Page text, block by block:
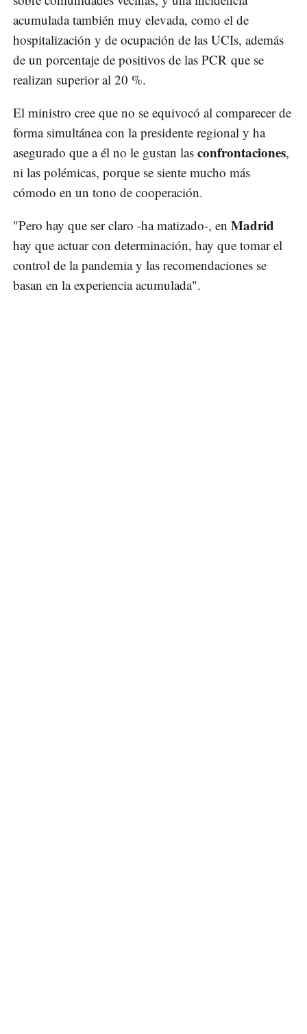
acumulada también muy elevada, como el de
hospitalización y de ocupación de las UCIs, además
de un porcentaje de positivos de las PCR que se
realizan superior al 20 %.
El ministro cree que no se equivocó al comparecer de
forma simultánea con la presidente regional y ha
asegurado que a él no le gustan las confrontaciones,
ni las polémicas, porque se siente mucho más
cómodo en un tono de cooperación.
"Pero hay que ser claro -ha matizado-, en Madrid
hay que actuar con determinación, hay que tomar el
control de la pandemia y las recomendaciones se
basan en la experiencia acumulada".